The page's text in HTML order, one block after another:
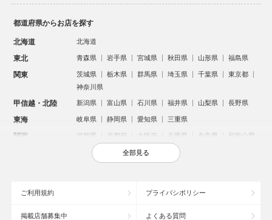
都道府県からお店を探す
北海道 北海道
東北 青森県 岩手県 宮城県 秋田県 山形県 福島県
関東 茨城県 栃木県 群馬県 埼玉県 千葉県
東京都
神奈川県
甲信越・北陸 新潟県 富山県 石川県 福井県 山梨県 長野県
東海 岐阜県 静岡県 愛知県 三重県
関西 滋賀県 京都府 大阪府 兵庫県 奈良県 和歌山県
鳥取県 島根県 岡山県 広島県
沖縄県
全部見る
ご利用規約 プライバシポリシー
掲載店舗募集中 よくある質問